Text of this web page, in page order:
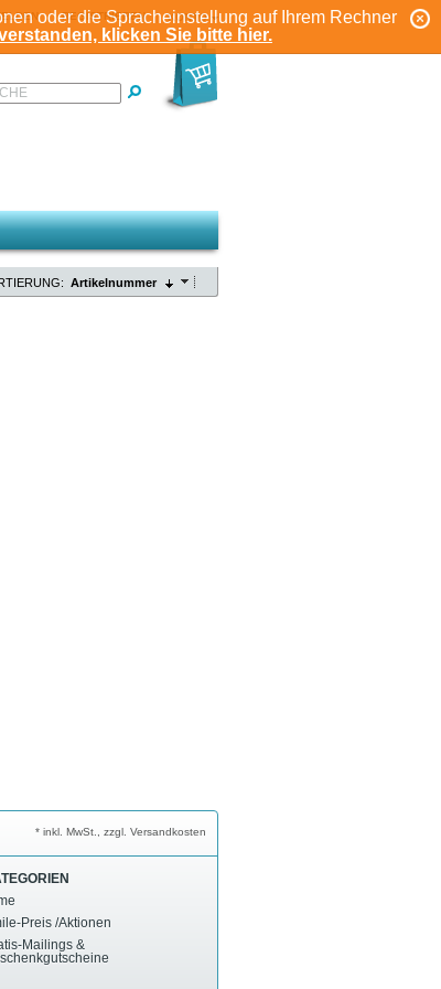
oder die Spracheinstellung auf Ihrem Rechner
klicken Sie bitte hier.
KONTO
REGISTRIEREN
Artikelnummer
* inkl. MwSt., zzgl. Versandkosten
Preis /Aktionen
Mailings &